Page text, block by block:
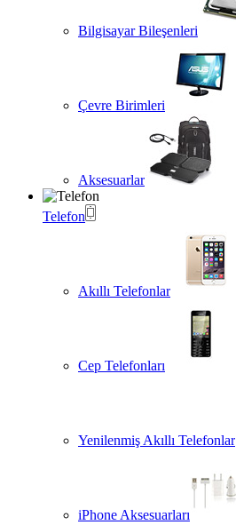
Bilgisayar Bileşenleri
Çevre Birimleri
Aksesuarlar
Telefon
Akıllı Telefonlar
Cep Telefonları
Yenilenmiş Akıllı Telefonlar
iPhone Aksesuarları